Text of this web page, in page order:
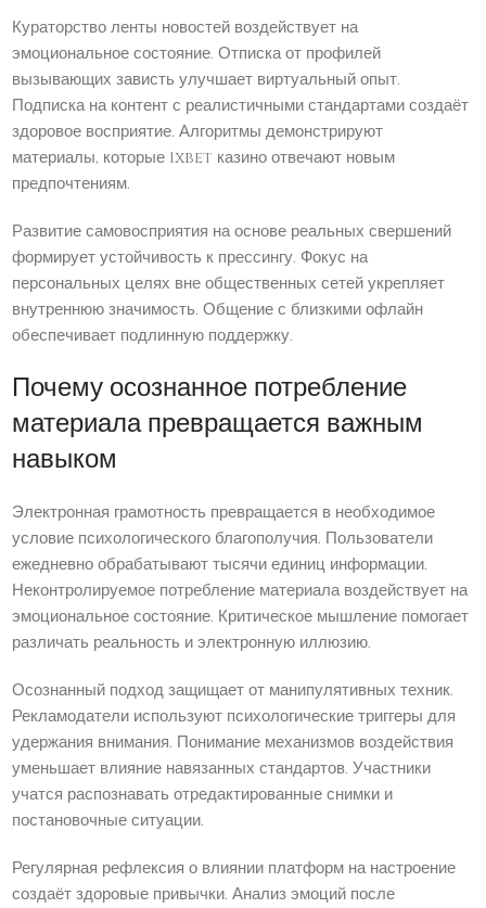
Кураторство ленты новостей воздействует на
эмоциональное состояние. Отписка от профилей
вызывающих зависть улучшает виртуальный опыт.
Подписка на контент с реалистичными стандартами создаёт
здоровое восприятие. Алгоритмы демонстрируют
материалы, которые 1xbet казино отвечают новым
предпочтениям.
Развитие самовосприятия на основе реальных свершений
формирует устойчивость к прессингу. Фокус на
персональных целях вне общественных сетей укрепляет
внутреннюю значимость. Общение с близкими офлайн
обеспечивает подлинную поддержку.
Почему осознанное потребление
материала превращается важным
навыком
Электронная грамотность превращается в необходимое
условие психологического благополучия. Пользователи
ежедневно обрабатывают тысячи единиц информации.
Неконтролируемое потребление материала воздействует на
эмоциональное состояние. Критическое мышление помогает
различать реальность и электронную иллюзию.
Осознанный подход защищает от манипулятивных техник.
Рекламодатели используют психологические триггеры для
удержания внимания. Понимание механизмов воздействия
уменьшает влияние навязанных стандартов. Участники
учатся распознавать отредактированные снимки и
постановочные ситуации.
Регулярная рефлексия о влиянии платформ на настроение
создаёт здоровые привычки. Анализ эмоций после